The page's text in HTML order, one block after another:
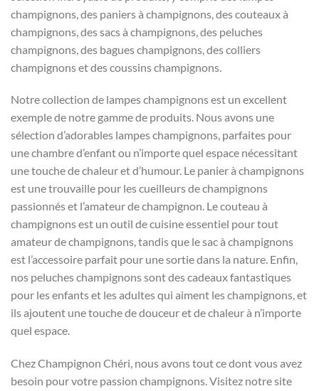
champignons, des paniers à champignons, des couteaux à
champignons, des sacs à champignons, des peluches
champignons, des bagues champignons, des colliers
champignons et des coussins champignons.
Notre collection de lampes champignons est un excellent
exemple de notre gamme de produits. Nous avons une
sélection d’adorables lampes champignons, parfaites pour
une chambre d’enfant ou n’importe quel espace nécessitant
une touche de chaleur et d’humour. Le panier à champignons
est une trouvaille pour les cueilleurs de champignons
passionnés et l’amateur de champignon. Le couteau à
champignons est un outil de cuisine essentiel pour tout
amateur de champignons, tandis que le sac à champignons
est l’accessoire parfait pour une sortie dans la nature. Enfin,
nos peluches champignons sont des cadeaux fantastiques
pour les enfants et les adultes qui aiment les champignons, et
ils ajoutent une touche de douceur et de chaleur à n’importe
quel espace.
Chez Champignon Chéri, nous avons tout ce dont vous avez
besoin pour votre passion champignons. Visitez notre site